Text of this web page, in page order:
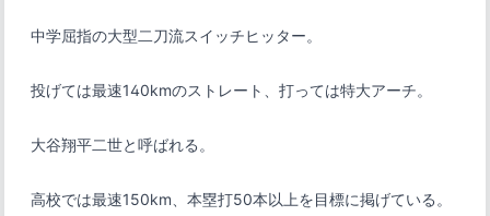
高校では最速150km、本塁打50本以上を目標に掲げている。